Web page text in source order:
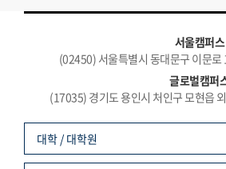
서울캠퍼스
(02450) 서울특별시 동대문구 이문
글로벌캠퍼
(17035) 경기도 용인시 처인구 모현읍
대학 / 대학원